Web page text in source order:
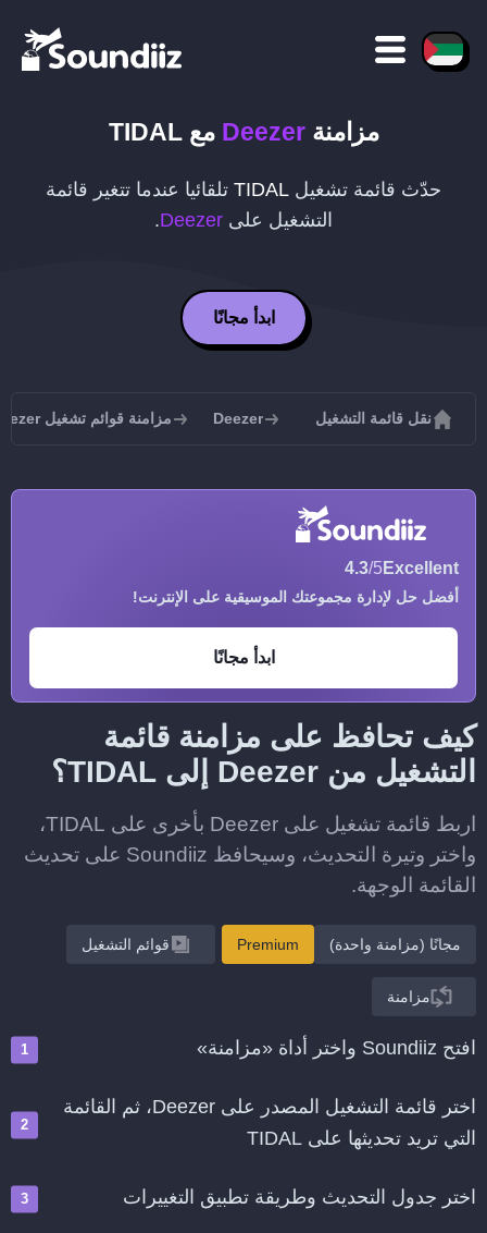
مزامنةDeezer معTIDAL
حدّث قائمة تشغيل TIDAL تلقائيا عندما تتغير قائمة
التشغيل على Deezer
.
ابدأ مجانًا
نقل قائمة التشغيل Deezer مزامنة قوائم تشغيل Deezer
Excellent
4.3/5
أفضل حل لإدارة مجموعتك الموسيقية على الإنترنت!
ابدأ مجانًا
كيف تحافظ على مزامنة قائمة
التشغيل من Deezer إلى TIDAL؟
اربط قائمة تشغيل على Deezer بأخرى على TIDAL،
واختر وتيرة التحديث، وسيحافظ Soundiiz على تحديث
القائمة الوجهة.
مجانًا (مزامنة واحدة) Premium قوائم التشغيل
مزامنة
افتح Soundiiz واختر أداة «مزامنة»
اختر قائمة التشغيل المصدر على Deezer، ثم القائمة
التي تريد تحديثها على TIDAL
اختر جدول التحديث وطريقة تطبيق التغييرات